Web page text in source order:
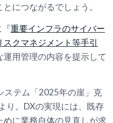
につながるでしょう。
重要インフラのサイバー
クマネジメント等手引
用管理の内容を提示して
ステム「2025年の崖」克
り。DXの実現には、既存
に業務自体の見直しが求